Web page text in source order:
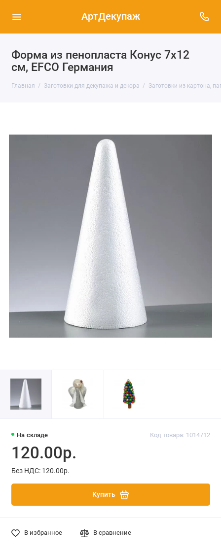
АртДекупаж
Форма из пенопласта Конус 7х12
см, EFCO Германия
Главная Заготовки для декупажа и декора Заготовки из картона,
На складе Код товара: 1014712
120.00р.
Без НДС: 120.00р.
Купить
В избранное В сравнение